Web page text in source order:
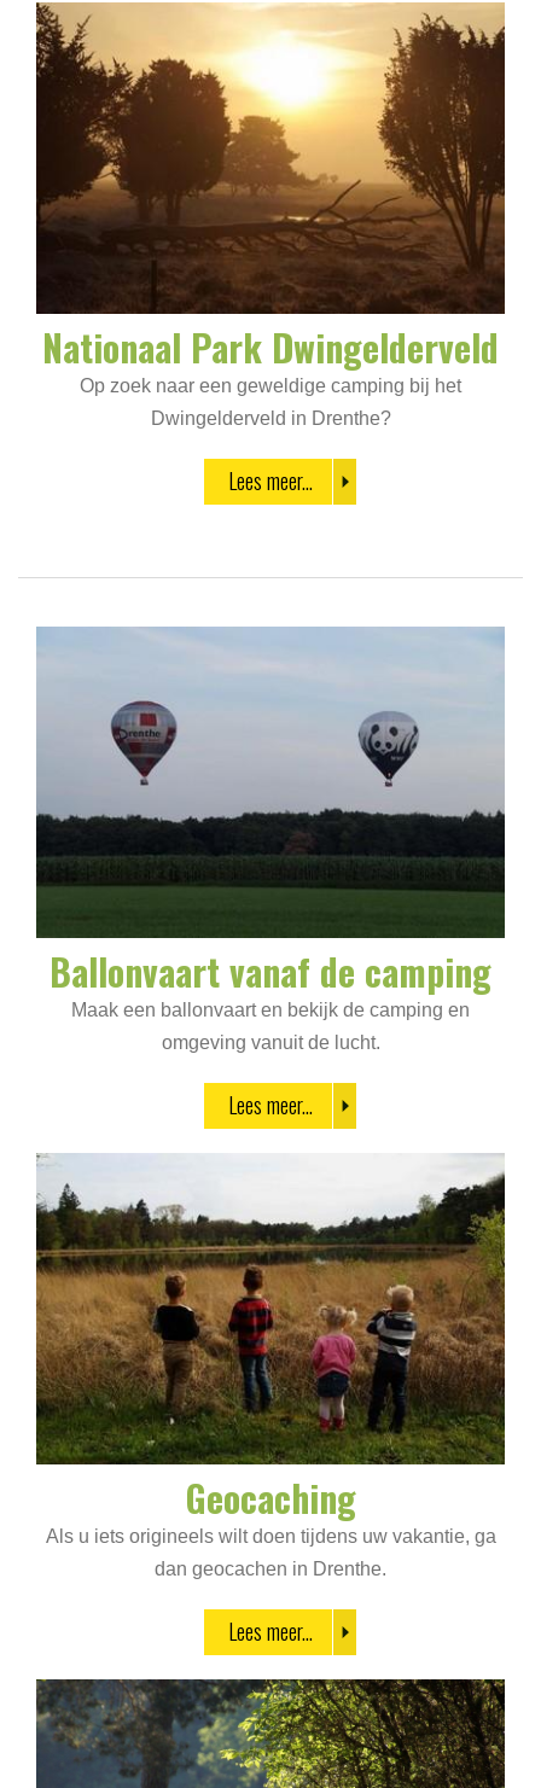
Nationaal Park Dwingelderveld
Op zoek naar een geweldige camping bij het
Dwingelderveld in Drenthe?
Lees meer...
Ballonvaart vanaf de camping
Maak een ballonvaart en bekijk de camping en
omgeving vanuit de lucht.
Lees meer...
Geocaching
Als u iets origineels wilt doen tijdens uw vakantie, ga
dan geocachen in Drenthe.
Lees meer...